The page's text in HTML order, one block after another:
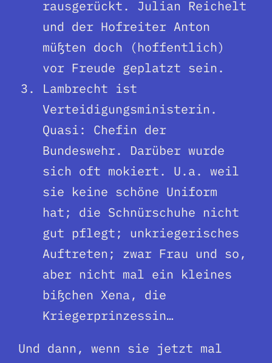
rausgerückt. Julian Reichelt
und der Hofreiter Anton
müßten doch (hoffentlich)
vor Freude geplatzt sein.
Lambrecht ist
Verteidigungsministerin.
Quasi: Chefin der
Bundeswehr. Darüber wurde
sich oft mokiert. U.a. weil
sie keine schöne Uniform
hat; die Schnürschuhe nicht
gut pflegt; unkriegerisches
Auftreten; zwar Frau und so,
aber nicht mal ein kleines
bißchen Xena, die
Kriegerprinzessin…
Und dann, wenn sie jetzt mal